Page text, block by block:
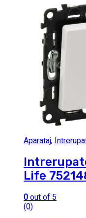
Aparataj,
Life
0 out of 5
(0)